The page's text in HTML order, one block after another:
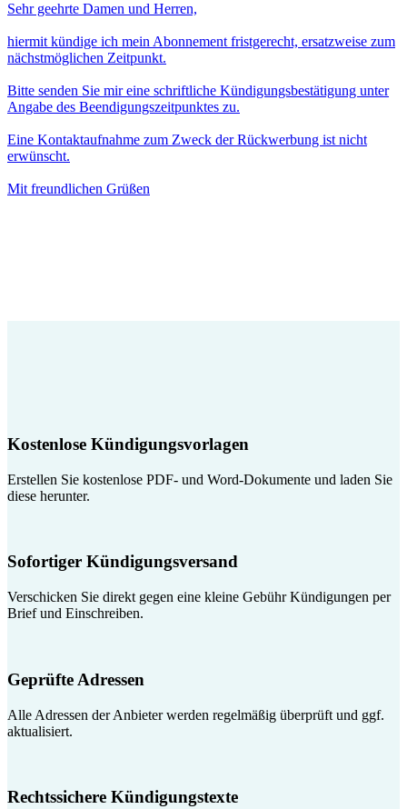
Sehr geehrte Damen und Herren,
hiermit kündige ich mein Abonnement fristgerecht, ersatzweise zum
nächstmöglichen Zeitpunkt.
Bitte senden Sie mir eine schriftliche Kündigungsbestätigung unter
Angabe des Beendigungszeitpunktes zu.
Eine Kontaktaufnahme zum Zweck der Rückwerbung ist nicht
erwünscht.
Mit freundlichen Grüßen
Kostenlose Kündigungsvorlagen
Erstellen Sie kostenlose PDF- und Word-Dokumente und laden Sie
diese herunter.
Sofortiger Kündigungsversand
Verschicken Sie direkt gegen eine kleine Gebühr Kündigungen per
Brief und Einschreiben.
Geprüfte Adressen
Alle Adressen der Anbieter werden regelmäßig überprüft und ggf.
aktualisiert.
Rechtssichere Kündigungstexte